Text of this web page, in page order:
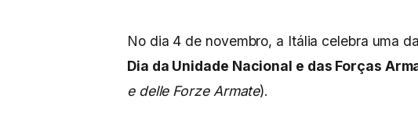
No dia 4 de novembro, a Itália celebra uma
Dia da Unidade Nacional e das Forças
e delle Forze Armate).